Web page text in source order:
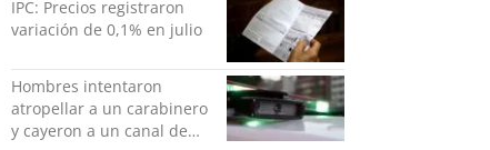
IPC: Precios registraron
variación de 0,1% en julio
Hombres intentaron
atropellar a un carabinero
y cayeron a un canal de